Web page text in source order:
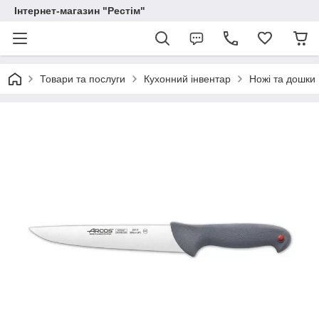
Інтернет-магазин "Рестім"
Товари та послуги Кухонний інвентар Ножі та дошки